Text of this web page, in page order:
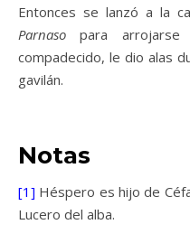
Entonces se lanzó a la
Parnaso para arrojarse
compadecido, le dio alas
gavilán.
Notas
[1] Héspero es hijo de
Lucero del alba.